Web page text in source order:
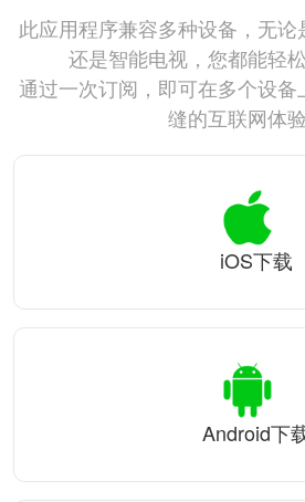
此应用程序兼容多种设备，无
还是智能电视，您都能轻
通过一次订阅，即可在多个设
缝的互联网体验
iOS下载
Android下